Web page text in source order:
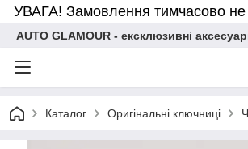
УВАГА! Замовлення тимчасово не
AUTO GLAMOUR - ексклюзивні
Каталог Оригінальні ключниці